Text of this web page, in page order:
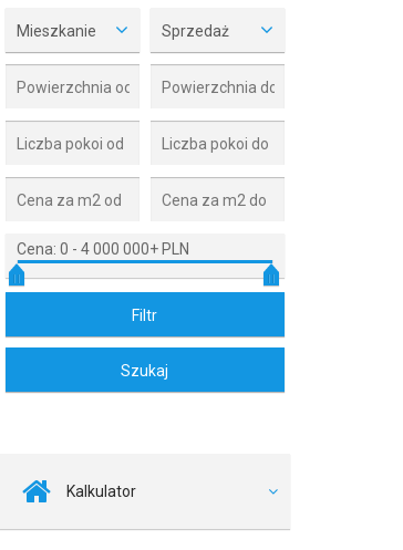
Mieszkanie Sprzedaż
Cena: 0 - 4 000 000+ PLN
Kalkulator